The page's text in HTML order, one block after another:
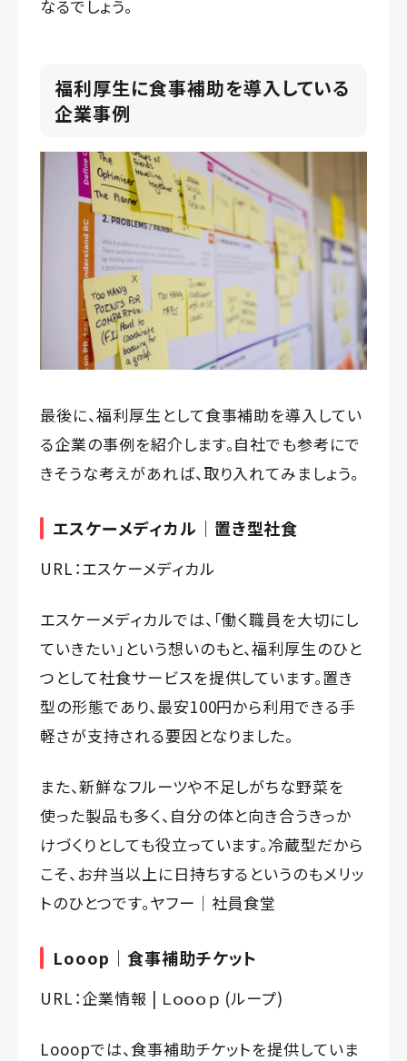
なるでしょう。
福利厚生に食事補助を導入している
企業事例
最後に、福利厚生として食事補助を導入してい
る企業の事例を紹介します。自社でも参考にで
きそうな考えがあれば、取り入れてみましょう。
エスケーメディカル｜置き型社食
URL：エスケーメディカル
エスケーメディカルでは、「働く職員を大切にし
ていきたい」という想いのもと、福利厚生のひと
つとして社食サービスを提供しています。置き
型の形態であり、最安100円から利用できる手
軽さが支持される要因となりました。
また、新鮮なフルーツや不足しがちな野菜を
使った製品も多く、自分の体と向き合うきっか
けづくりとしても役立っています。冷蔵型だから
こそ、お弁当以上に日持ちするというのもメリッ
トのひとつです。ヤフー｜社員食堂
Looop｜食事補助チケット
URL：企業情報 | Ｌｏｏｏｐ (ループ)
Looopでは、食事補助チケットを提供していま